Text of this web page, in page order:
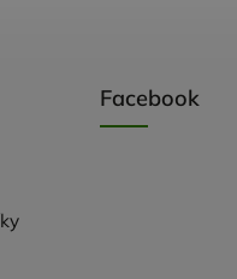
Facebook